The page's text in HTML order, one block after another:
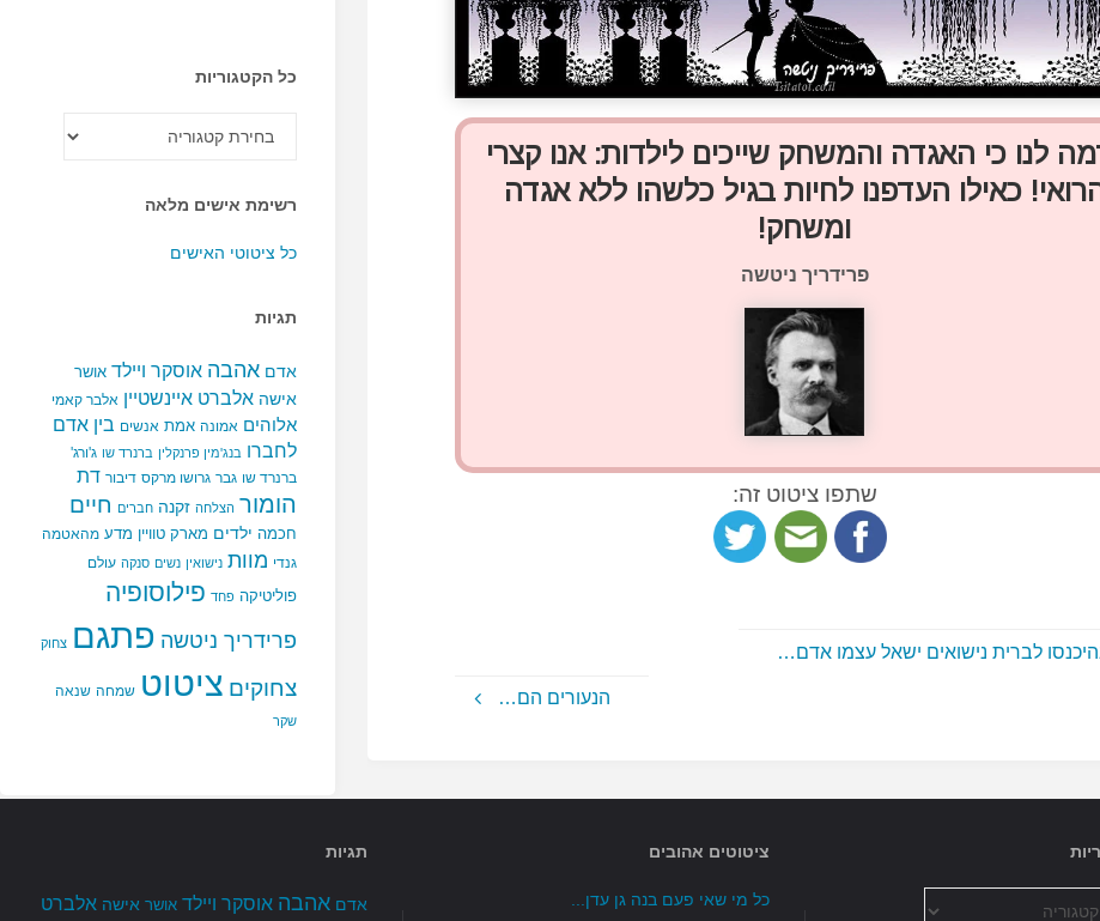
לנו כי האגדה והמשחק שייכים לילדות: אנו קצרי
כאילו העדפנו לחיות בגיל כלשהו ללא אגדה
ומשחק!
פרידריך ניטשה
שתפו ציטוט זה:
לברית נישואים ישאל עצמו אדם…
הנעורים הם…
כל הקטגוריות
הקטגוריות
רשימת אישים מלאה
כל ציטוטי האישים
תגיות
אדם אהבה אוסקר ויילד אושר
אישה אלברט איינשטיין אלבר קאמי
אלוהים אמונה אמת אנשים בין אדם
לחברו בנג'מין פרנקלין ברנרד שו ג'ורג'
ברנרד שו גבר גרושו מרקס דיבור דת
הומור הצלחה זקנה חברים חיים
חכמה ילדים מארק טוויין מדע מהאטמה
גנדי מוות נישואין נשים סנקה עולם
פוליטיקה פחד פילוסופיה
פרידריך ניטשה פתגם צחוק
צחוקים ציטוט שמחה שנאה
שקר
ציטוטים אהובים
כל מי שאי פעם בנה גן עדן...
תגיות
אדם אהבה אוסקר ויילד אושר אישה אלברט